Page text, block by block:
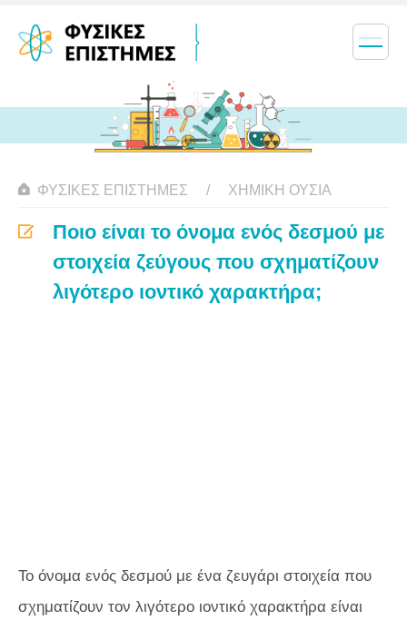
ΦΥΣΙΚΈΣ ΕΠΙΣΤΉΜΕΣ ΧΗΜΙΚΉ ΟΥΣΊΑ
Ποιο είναι το όνομα ενός δεσμού με
στοιχεία ζεύγους που σχηματίζουν
λιγότερο ιοντικό χαρακτήρα;
Το όνομα ενός δεσμού με ένα ζευγάρι στοιχεία που
σχηματίζουν τον λιγότερο ιοντικό χαρακτήρα είναι